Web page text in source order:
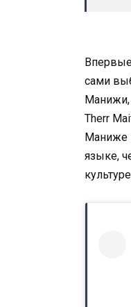
сами
Манижи,
Therr
Маниже
языке,